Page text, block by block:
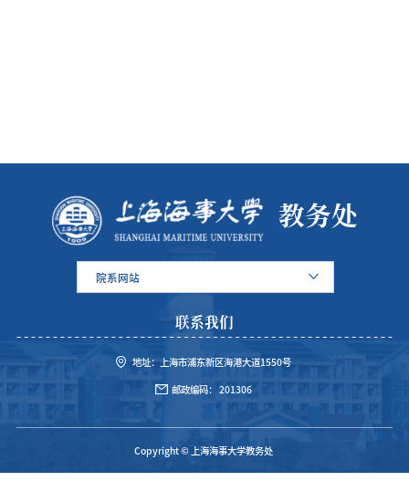
教务处
院系网站
联系我们
地址：上海市浦东新区海港大道1550号
邮政编码： 201306
Copyright © 上海海事大学教务处